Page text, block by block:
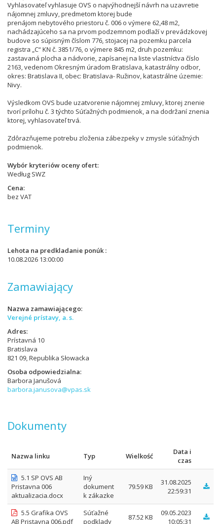
Vyhlasovateľ vyhlasuje OVS o najvýhodnejší návrh na uzavretie
nájomnej zmluvy, predmetom ktorej bude
prenájom nebytového priestoru č. 006 o výmere 62,48 m2,
nachádzajúceho sa na prvom podzemnom podlaží v prevádzkovej
budove so súpisným číslom 776, stojacej na pozemku parcela
registra „C“ KN č. 3851/76, o výmere 845 m2, druh pozemku:
zastavaná plocha a nádvorie, zapísanej na liste vlastníctva číslo
2163, vedenom Okresným úradom Bratislava, katastrálny odbor,
okres: Bratislava II, obec: Bratislava- Ružinov, katastrálne územie:
Nivy.
Výsledkom OVS bude uzatvorenie nájomnej zmluvy, ktorej znenie
tvorí prílohu č. 3 týchto Súťažných podmienok, a na dodržaní znenia
ktorej, vyhlasovateľ trvá.
Zdôrazňujeme potrebu zloženia zábezpeky v zmysle súťažných
podmienok.
Wybór kryteriów oceny ofert
Według SWZ
Cena
bez VAT
Terminy
Lehota na predkladanie ponúk
10.08.2026 13:00:00
Zamawiający
Nazwa zamawiającego
Verejné prístavy, a. s.
Adres
Prístavná 10
Bratislava
821 09, Republika Słowacka
Osoba odpowiedzialna
Barbora Janušová
barbora.janusova@vpas.sk
Dokumenty
Nazwa linku Typ Wielkość
Data i
czas
5.1 SP OVS AB
Pristavna 006
aktualizacia.docx
Iný
dokument
k zákazke
79.59 KB
31.08.2025
22:59:31
5.5 Grafika OVS
AB Pristavna 006.pdf
Súťažné
podklady
87.52 KB
09.05.2023
10:05:31